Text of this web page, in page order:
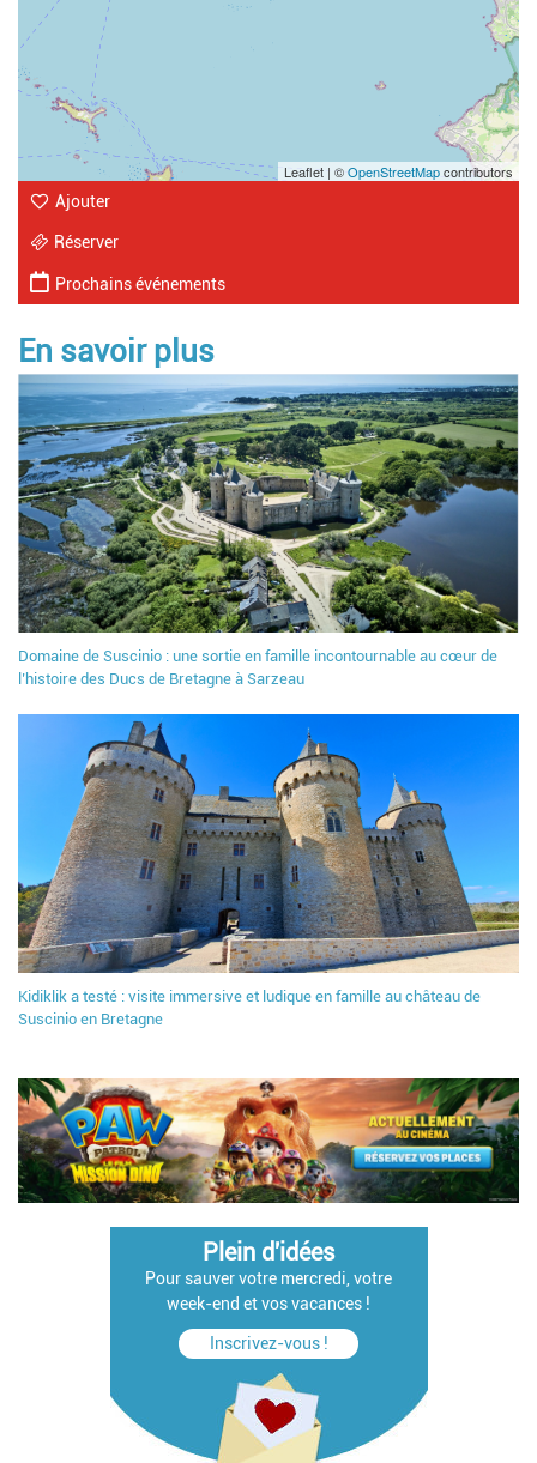
Leaflet | ©OpenStreetMapcontributors
Ajouter
Réserver
Prochains événements
En savoir plus
Domaine de Suscinio : une sortie en famille incontournable au cœur de
l’histoire des Ducs de Bretagne à Sarzeau
Kidiklik a testé : visite immersive et ludique en famille au château de
Suscinio en Bretagne
Plein d'idées
Pour sauver votre mercredi, votre
week-end et vos vacances !
Inscrivez-vous !